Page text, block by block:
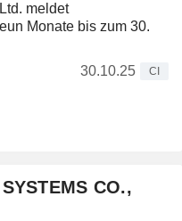
meldet
Monate bis zum 30.
30.10.25
CI
CO.,